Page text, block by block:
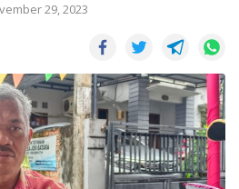
29, 2023